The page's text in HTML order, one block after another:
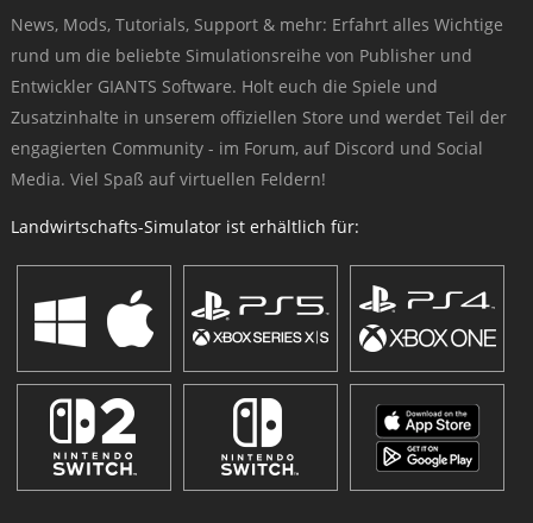
News, Mods, Tutorials, Support & mehr: Erfahrt alles Wichtige
rund um die beliebte Simulationsreihe von Publisher und
Entwickler GIANTS Software. Holt euch die Spiele und
Zusatzinhalte in unserem offiziellen Store und werdet Teil der
engagierten Community - im Forum, auf Discord und Social
Media. Viel Spaß auf virtuellen Feldern!
Landwirtschafts-Simulator ist erhältlich für: